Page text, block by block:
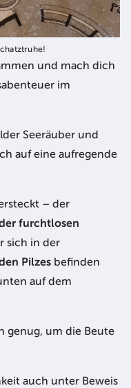
und mach dich
im
Seeräuber und
auf eine aufregende
– der
furchtlosen
sich in der
Pilzes befinden
auf dem
genug, um die Beute
auch unter Beweis